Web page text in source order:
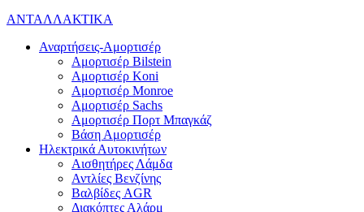
ΑΝΤΑΛΛΑΚΤΙΚΑ
Αναρτήσεις-Αμορτισέρ
Αμορτισέρ Bilstein
Αμορτισέρ Koni
Αμορτισέρ Monroe
Αμορτισέρ Sachs
Αμορτισέρ Πορτ Μπαγκάζ
Βάση Αμορτισέρ
Ηλεκτρικά Αυτοκινήτων
Αισθητήρες Λάμδα
Αντλίες Βενζίνης
Βαλβίδες AGR
Διακόπτες Αλάρμ